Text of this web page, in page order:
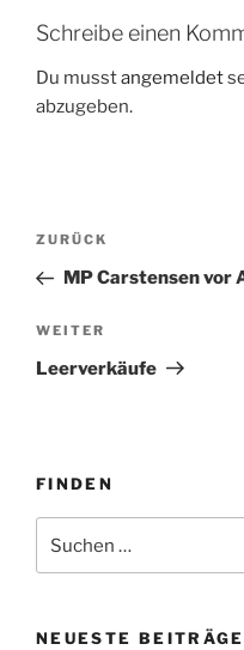
Schreibe einen
Du musstangemeldet
abzugeben.
Beitragsnavigation
Vorheriger
Beitrag
ZURÜCK
MP Carstensen vor
Nächster
Beitrag
WEITER
Leerverkäufe
FINDEN
nach:
NEUESTE BEITRÄGE